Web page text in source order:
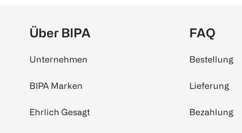
Über BIPA
Unternehmen
BIPA Marken
Ehrlich Gesagt
FAQ
Bestellung
Lieferung
Bezahlung